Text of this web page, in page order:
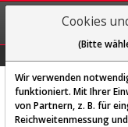
Cookies
(Bitte
Wir verwenden
funktioniert. Mit Ihrer
von Partnern, z. B. für
Reichweitenmessung